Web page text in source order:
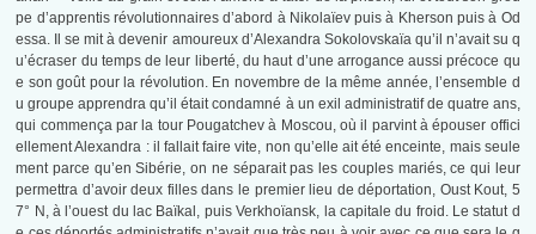
pe d’apprentis révolutionnaires d’abord à Nikolaïev puis à Kherson puis à Od
essa. Il se mit à devenir amoureux d’Alexandra Sokolovskaïa qu’il n’avait su q
u’écraser du temps de leur liberté, du haut d’une arrogance aussi précoce qu
e son goût pour la révolution. En novembre de la même année, l’ensemble d
u groupe apprendra qu’il était condamné à un exil administratif de quatre ans,
qui commença par la tour Pougatchev à Moscou, où il parvint à épouser offici
ellement Alexandra : il fallait faire vite, non qu’elle ait été enceinte, mais seule
ment parce qu’en Sibérie, on ne séparait pas les couples mariés, ce qui leur
permettra d’avoir deux filles dans le premier lieu de déportation, Oust Kout, 5
7° N, à l’ouest du lac Baïkal, puis Verkhoïansk, la capitale du froid. Le statut d